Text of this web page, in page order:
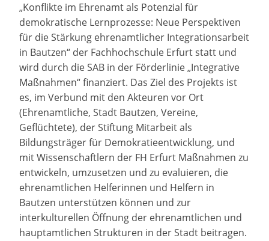
„Konflikte im Ehrenamt als Potenzial für
demokratische Lernprozesse: Neue Perspektiven
für die Stärkung ehrenamtlicher Integrationsarbeit
in Bautzen“ der Fachhochschule Erfurt statt und
wird durch die SAB in der Förderlinie „Integrative
Maßnahmen“ finanziert. Das Ziel des Projekts ist
es, im Verbund mit den Akteuren vor Ort
(Ehrenamtliche, Stadt Bautzen, Vereine,
Geflüchtete), der Stiftung Mitarbeit als
Bildungsträger für Demokratieentwicklung, und
mit Wissenschaftlern der FH Erfurt Maßnahmen zu
entwickeln, umzusetzen und zu evaluieren, die
ehrenamtlichen Helferinnen und Helfern in
Bautzen unterstützen können und zur
interkulturellen Öffnung der ehrenamtlichen und
hauptamtlichen Strukturen in der Stadt beitragen.